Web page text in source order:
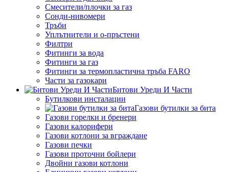
Смесители/плочки за газ
Сонди-нивомери
Тръби
Уплътнители и о-пръстени
Филтри
Фитинги за вода
Фитинги за газ
Фитинги за термопластична тръба FARO
Части за газокари
Битови Уреди И Части
Бутилкови инсталации
Газови бутилки за бита
Газови горелки и бренери
Газови калорифери
Газови котлони за вграждане
Газови печки
Газови проточни бойлери
Двойни газови котлони